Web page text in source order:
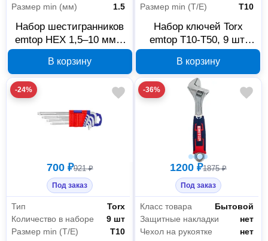
Размер min (мм)
1.5
Набор шестигранников
emtop HEX 1,5–10 мм 9
В корзину
Размер min (Т/E)
T10
Набор ключей Torx
emtop T10-T50, 9 шт.
В корзину
-24%
700 ₽921 ₽
Под заказ
Тип
Torx
Количество в наборе
9 шт
Размер min (Т/E)
T10
-36%
1200 ₽1875 ₽
Под заказ
Класс товара
Бытовой
Защитные накладки
нет
Чехол на рукоятке
нет